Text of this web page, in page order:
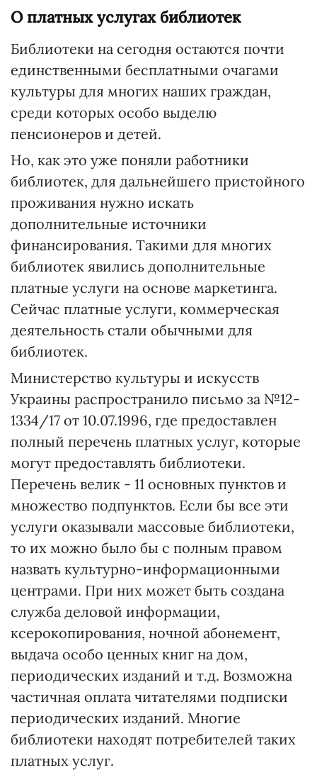
О платных услугах библиотек
Библиотеки на сегодня остаются почти
единственными бесплатными очагами
культуры для многих наших граждан,
среди которых особо выделю
пенсионеров и детей.
Но, как это уже поняли работники
библиотек, для дальнейшего пристойного
проживания нужно искать
дополнительные источники
финансирования. Такими для многих
библиотек явились дополнительные
платные услуги на основе маркетинга.
Сейчас платные услуги, коммерческая
деятельность стали обычными для
библиотек.
Министерство культуры и искусств
Украины распространило письмо за №12-
1334/17 от 10.07.1996, где предоставлен
полный перечень платных услуг, которые
могут предоставлять библиотеки.
Перечень велик - 11 основных пунктов и
множество подпунктов. Если бы все эти
услуги оказывали массовые библиотеки,
то их можно было бы с полным правом
назвать культурно-информационными
центрами. При них может быть создана
служба деловой информации,
ксерокопирования, ночной абонемент,
выдача особо ценных книг на дом,
периодических изданий и т.д. Возможна
частичная оплата читателями подписки
периодических изданий. Многие
библиотеки находят потребителей таких
платных услуг.